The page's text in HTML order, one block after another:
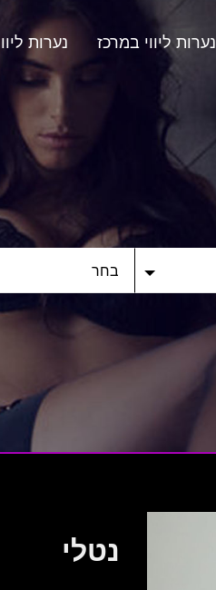
נערות ליווי במרכז נערות
בחר
נטלי